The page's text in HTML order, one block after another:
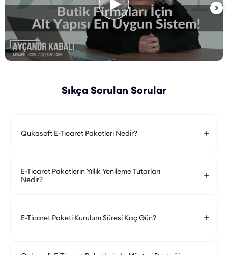
Sıkça Sorulan Sorular
Qukasoft E-Ticaret Paketleri Nedir?
E-Ticaret Paketlerin Yıllık Yenileme Tutarları
Nedir?
E-Ticaret Paketi Kurulum Süresi Kaç Gün?